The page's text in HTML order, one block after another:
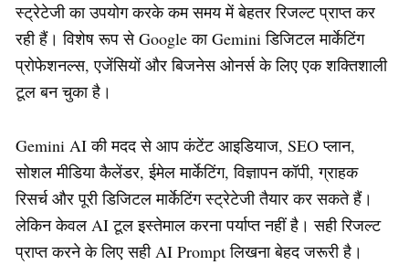
स्ट्रेटेजी का उपयोग करके कम समय में बेहतर रिजल्ट प्राप्त कर
रही हैं। विशेष रूप से Google का Gemini डिजिटल मार्केटिंग
प्रोफेशनल्स, एजेंसियों और बिजनेस ओनर्स के लिए एक शक्तिशाली
टूल बन चुका है।
Gemini AI की मदद से आप कंटेंट आइडियाज, SEO प्लान,
सोशल मीडिया कैलेंडर, ईमेल मार्केटिंग, विज्ञापन कॉपी, ग्राहक
रिसर्च और पूरी डिजिटल मार्केटिंग स्ट्रेटेजी तैयार कर सकते हैं।
लेकिन केवल AI टूल इस्तेमाल करना पर्याप्त नहीं है। सही रिजल्ट
प्राप्त करने के लिए सही AI Prompt लिखना बेहद जरूरी है।